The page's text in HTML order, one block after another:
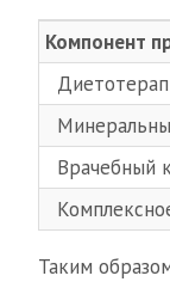
Компонент
Врачебный
Таким